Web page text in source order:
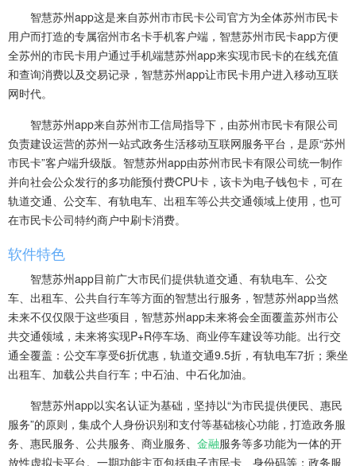
1百+款手游
1百+款手游
1百+款手游
音乐舞蹈
1百+款手游
儿童教育
1百+款手游
智慧苏州app这是来自苏州市市民卡公司官方为全体苏州市民卡
用户而打造的专属宿州市名卡手机客户端，智慧苏州市民卡app方便
全苏州的市民卡用户通过手机端慧苏州app来实现市民卡的在线充值
和查询消费以及交易记录， 智慧苏州app让市民卡用户进入移动互联
网时代。
智慧苏州app来自苏州市工信局指导下，由苏州市民卡有限公司
负责建设运营的苏州一站式政务生活移动互联网服务平台，是原“苏州
市民卡”客户端升级版。 智慧苏州app由苏州市民卡有限公司统一制作
并向社会公众发行的多功能预付费CPU卡，该卡为电子钱包卡，可在
轨道交通、公交车、有轨电车、出租车等公共交通领域上使用，也可
在市民卡公司特约商户中刷卡消费。
软件特色
智慧苏州app目前广大市民们提供轨道交通、有轨电车、公交
车、出租车、公共自行车等方面的智慧出行服务， 智慧苏州app当然
未来不仅仅限于这些项目， 智慧苏州app未来将会全面覆盖苏州市公
共交通领域，未来将实现P+R停车场、商业停车建设等功能。出行交
通全覆盖：公交车享受6折优惠，轨道交通9.5折，有轨电车7折；乘坐
出租车、加载公共自行车；中石油、中石化加油。
智慧苏州app以实名认证为基础，坚持以“为市民提供便民、惠民
服务”的原则，集成个人身份识别和支付等基础核心功能，打造政务服
务、惠民服务、公共服务、商业服务、 金融服务等多功能为一体的开
放性虚拟卡平台。一期功能主页包括电子市民卡、身份码等；政务服